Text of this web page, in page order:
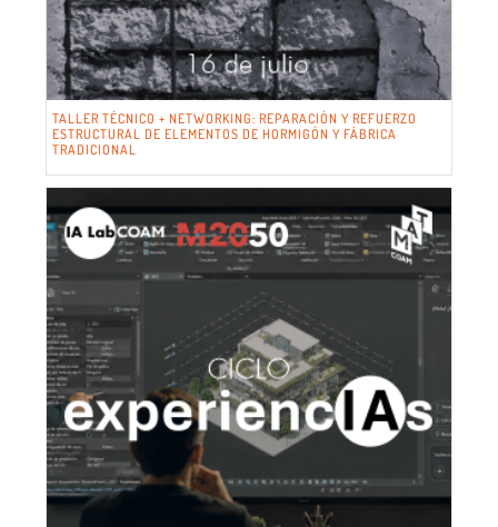
TALLER TÉCNICO + NETWORKING: REPARACIÓN Y REFUERZO
ESTRUCTURAL DE ELEMENTOS DE HORMIGÓN Y FÁBRICA
TRADICIONAL